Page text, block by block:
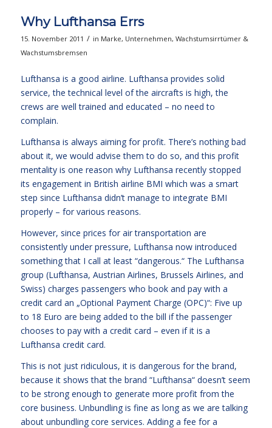
Why Lufthansa Errs
15. November 2011 / in Marke, Unternehmen, Wachstumsirrtümer &
Wachstumsbremsen
Lufthansa is a good airline. Lufthansa provides solid
service, the technical level of the aircrafts is high, the
crews are well trained and educated – no need to
complain.
Lufthansa is always aiming for profit. There’s nothing bad
about it, we would advise them to do so, and this profit
mentality is one reason why Lufthansa recently stopped
its engagement in British airline BMI which was a smart
step since Lufthansa didn’t manage to integrate BMI
properly – for various reasons.
However, since prices for air transportation are
consistently under pressure, Lufthansa now introduced
something that I call at least “dangerous.“ The Lufthansa
group (Lufthansa, Austrian Airlines, Brussels Airlines, and
Swiss) charges passengers who book and pay with a
credit card an „Optional Payment Charge (OPC)“: Five up
to 18 Euro are being added to the bill if the passenger
chooses to pay with a credit card – even if it is a
Lufthansa credit card.
This is not just ridiculous, it is dangerous for the brand,
because it shows that the brand “Lufthansa“ doesn’t seem
to be strong enough to generate more profit from the
core business. Unbundling is fine as long as we are talking
about unbundling core services. Adding a fee for a